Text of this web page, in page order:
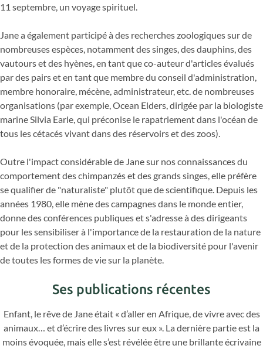
11 septembre, un voyage spirituel.
Jane a également participé à des recherches zoologiques sur de
nombreuses espèces, notamment des singes, des dauphins, des
vautours et des hyènes, en tant que co-auteur d'articles évalués
par des pairs et en tant que membre du conseil d'administration,
membre honoraire, mécène, administrateur, etc. de nombreuses
organisations (par exemple, Ocean Elders, dirigée par la biologiste
marine Silvia Earle, qui préconise le rapatriement dans l'océan de
tous les cétacés vivant dans des réservoirs et des zoos).
Outre l'impact considérable de Jane sur nos connaissances du
comportement des chimpanzés et des grands singes, elle préfère
se qualifier de "naturaliste" plutôt que de scientifique. Depuis les
années 1980, elle mène des campagnes dans le monde entier,
donne des conférences publiques et s'adresse à des dirigeants
pour les sensibiliser à l'importance de la restauration de la nature
et de la protection des animaux et de la biodiversité pour l'avenir
de toutes les formes de vie sur la planète.
Ses publications récentes
Enfant, le rêve de Jane était « d’aller en Afrique, de vivre avec des
animaux… et d’écrire des livres sur eux ». La dernière partie est la
moins évoquée, mais elle s’est révélée être une brillante écrivaine